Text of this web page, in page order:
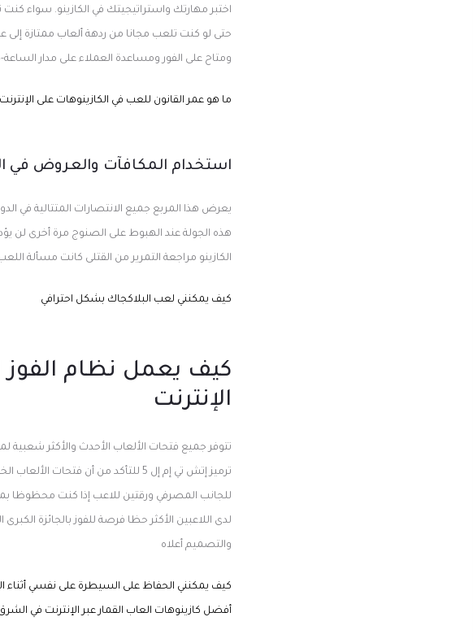
اختبر مهارتك واستراتيجيتك في الكازينو. سواء
حتى لو كنت تلعب مجانا من ردهة ألعاب ممتازة
ومتاح على الفور ومساعدة العملاء على مدار
ما هو عمر القانون للعب في الكازينوهات على الإنترنت
استخدام المكافآت والعروض في
يعرض هذا المربع جميع الانتصارات المتتالية في
هذه الجولة عند الهبوط على الصنوج مرة أخرى لن
الكازينو مراجعة التمرير من القتلى كانت مسألة
كيف يمكنني لعب البلاكجاك بشكل احترافي
كيف يعمل نظام الفوز
الإنترنت
تتوفر جميع فتحات الألعاب الأحدث والأكثر
ترميز إتش تي إم إل 5 للتأكد من أن
والتصميم أعلاه
كيف يمكنني الحفاظ على السيطرة على نفسي أثناء
أفضل كازينوهات العاب القمار عبر الإنترنت في